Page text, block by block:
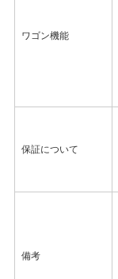
ワゴン機能
保証について
備考